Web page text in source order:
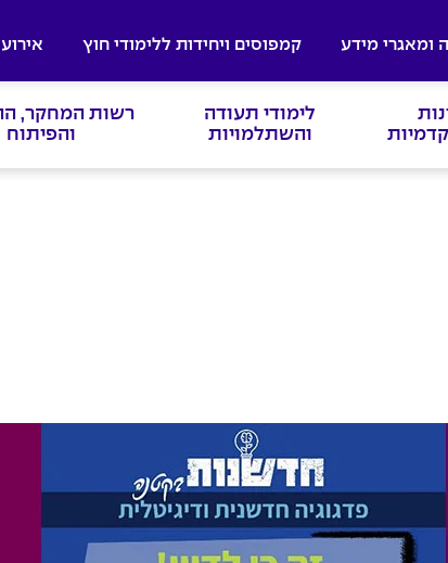
ומאגרי מידע קמפוסים ויחידות ללימודי חוץ
לימודי תעודה
והשתלמויות
רשות המחקר,
והפיתוח